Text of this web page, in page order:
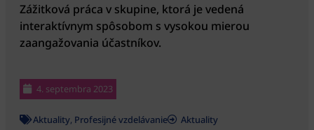
Zážitková práca v skupine, ktorá je vedená
interaktívnym spôsobom s vysokou mierou
zaangažovania účastníkov.
4. septembra 2023
Aktuality, Profesijné vzdelávanie Aktuality